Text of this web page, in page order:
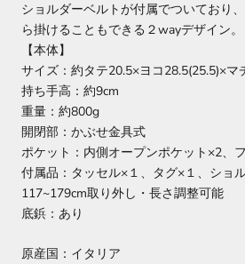
ショルダーベルトが付属でついており
ら掛けることもできる２wayデザイン。
【本体】
サイズ：約タテ20.5×ヨコ28.5(25.5)×マ
持ち手高：約9cm
重量：約800g
開閉部：かぶせ金具式
ポケット：内側オープンポケット×2、
付属品：タッセル×１、タグ×１、ショ
117~179cm取り外し・長さ調整可能
底鋲：あり
原産国：イタリア